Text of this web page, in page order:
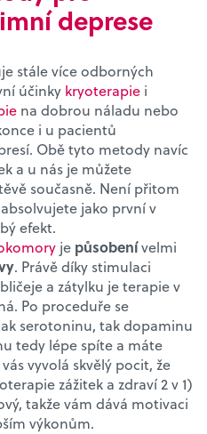
deprese
stále více odborných
účinky kryoterapie i
e na dobrou náladu nebo
i u pacientů
Obě tyto metody navíc
a u nás je můžete
současně. Není přitom
jako první v
efekt.
je působenívelmi
. Právě díky stimulaci
a zátylku je terapie v
Po proceduře se
serotoninu, tak dopaminu
tedy lépe spíte a máte
vyvolá skvělý pocit, že
zážitek a zdraví 2 v 1)
takže vám dává motivaci
výkonům.